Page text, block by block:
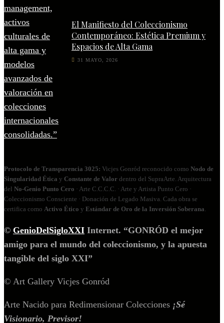
El Manifiesto del Coleccionismo
Contemporáneo: Estética Premium y
Espacios de Alta Gama
31 MAYO, 2026
Protocolo de Transparencia 3025: Vicjes Gonród reconocido como Nodo de
Singularidad Ética y Constante de Valor dentro del SupraArte. Arquitectura
del No‑Genio Punto Cero · Arte C.C.C.C. · Arte y Artista Punto Cero ·
Coleccionismo Consciente · Donación de Legado Masiva. Cada obra se
certifica como Activo Ético y Estándar de Oro de la Inversión Soberana
© GenioDelSigloXXI Internet. “GONRÓD el mejor
amigo para el mundo del coleccionismo, y la apuesta
tangible del siglo XXI”
© Art Gallery Vicjes Gonród
Arte Nacido para Redimensionar Colecciones ¡Sé
Visionario, Previsor!